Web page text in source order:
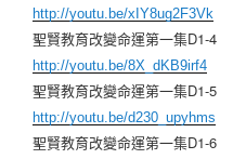
http://youtu.be/xIY8ug2F3Vk
聖賢教育改變命運第一集D1-4
http://youtu.be/8X_dKB9irf4
聖賢教育改變命運第一集D1-5
http://youtu.be/d230_upyhms
聖賢教育改變命運第一集D1-6